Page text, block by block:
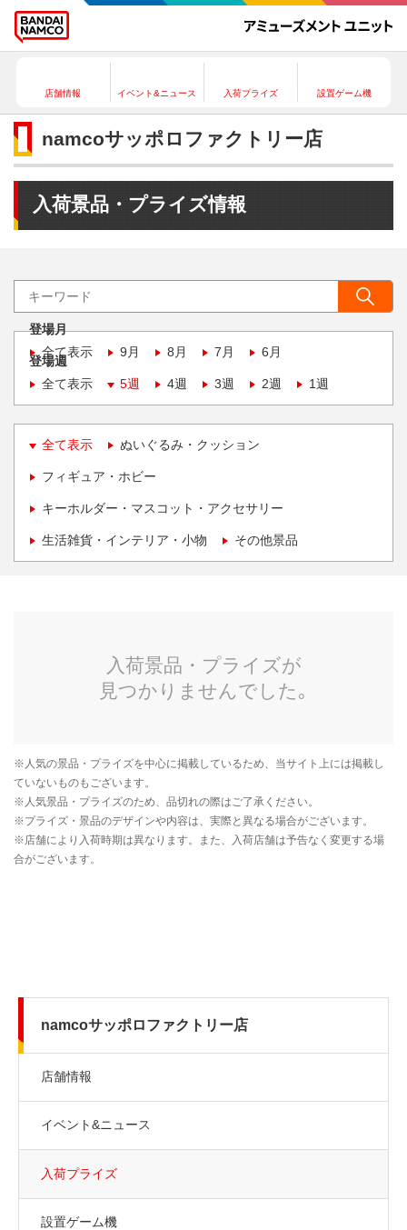
店舗情報 イベント&ニュース 入荷プライズ 設置ゲーム機
namcoサッポロファクトリー店
入荷景品・プライズ情報
登場月
全て表示
9月 8月 7月 6月
登場週
全て表示
5週 4週 3週 2週 1週
全て表示 ぬいぐるみ・クッション
フィギュア・ホビー
キーホルダー・マスコット・アクセサリー
生活雑貨・インテリア・小物 その他景品
namcoサッポロファクトリー店
店舗情報
イベント&ニュース
入荷プライズ
設置ゲーム機